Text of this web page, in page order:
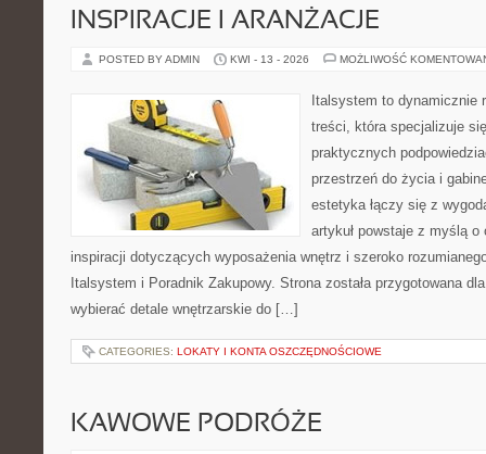
INSPIRACJE I ARANŻACJE
POSTED BY ADMIN KWI - 13 - 2026 MOŻLIWOŚĆ
Italsystem to dynamicznie
treści, która specjalizuje
praktycznych
przestrzeń do życia i
estetyka łączy się z
artykuł powstaje z myślą
inspiracji dotyczących wyposażenia wnętrz i szeroko
Italsystem i Poradnik Zakupowy. Strona została przygotowana
wybierać detale wnętrzarskie do […]
CATEGORIES: LOKATY I KONTA OSZCZĘDNOŚCIOWE
KAWOWE PODRÓŻE